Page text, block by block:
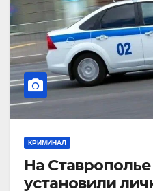
КРИМИНАЛ
На
установили